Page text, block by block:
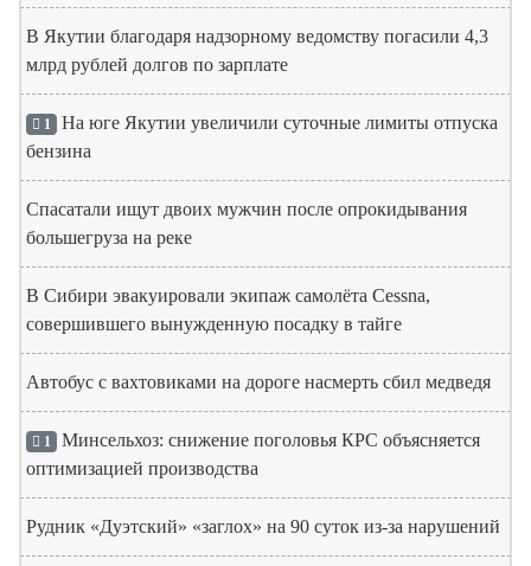
В Якутии благодаря надзорному ведомству погасили 4,3
млрд рублей долгов по зарплате
1 На юге Якутии увеличили суточные лимиты отпуска
бензина
Спасатали ищут двоих мужчин после опрокидывания
большегруза на реке
В Сибири эвакуировали экипаж самолёта Cessna,
совершившего вынужденную посадку в тайге
Автобус с вахтовиками на дороге насмерть сбил медведя
1 Минсельхоз: снижение поголовья КРС объясняется
оптимизацией производства
Рудник «Дуэтский» «заглох» на 90 суток из-за нарушений